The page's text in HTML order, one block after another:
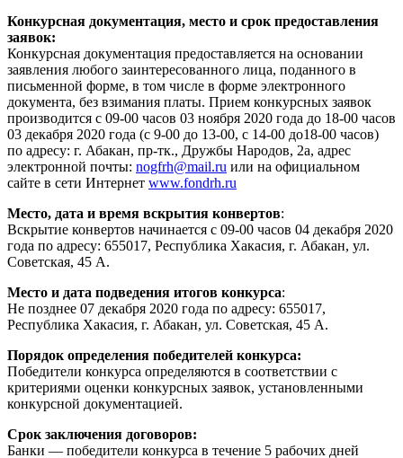
Конкурсная документация, место и срок предоставления
заявок:
Конкурсная документация предоставляется на основании
заявления любого заинтересованного лица, поданного в
письменной форме, в том числе в форме электронного
документа, без взимания платы. Прием конкурсных заявок
производится с 09-00 часов 03 ноября 2020 года до 18-00 часов
03 декабря 2020 года (с 9-00 до 13-00, с 14-00 до18-00 часов)
по адресу: г. Абакан, пр-тк., Дружбы Народов, 2а, адрес
электронной почты: nogfrh@mail.ru или на официальном
сайте в сети Интернет www.fondrh.ru
Место, дата и время вскрытия конвертов:
Вскрытие конвертов начинается с 09-00 часов 04 декабря 2020
года по адресу: 655017, Республика Хакасия, г. Абакан, ул.
Советская, 45 А.
Место и дата подведения итогов конкурса:
Не позднее 07 декабря 2020 года по адресу: 655017,
Республика Хакасия, г. Абакан, ул. Советская, 45 А.
Порядок определения победителей конкурса:
Победители конкурса определяются в соответствии с
критериями оценки конкурсных заявок, установленными
конкурсной документацией.
Срок заключения договоров:
Банки — победители конкурса в течение 5 рабочих дней